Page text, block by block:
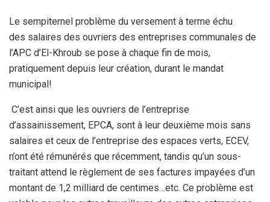
Le sempiternel problème du versement à terme échu
des salaires des ouvriers des entreprises communales de
l’APC d’El-Khroub se pose à chaque fin de mois,
pratiquement depuis leur création, durant le mandat
municipal!
C’est ainsi que les ouvriers de l’entreprise
d’assainissement, EPCA, sont à leur deuxième mois sans
salaires et ceux de l’entreprise des espaces verts, ECEV,
n’ont été rémunérés que récemment, tandis qu’un sous-
traitant attend le règlement de ses factures impayées d’un
montant de 1,2 milliard de centimes…etc. Ce problème est